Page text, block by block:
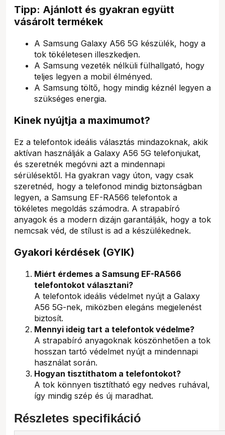
Tipp: Ajánlott és gyakran együtt
vásárolt termékek
A Samsung Galaxy A56 5G készülék, hogy a
tok tökéletesen illeszkedjen.
A Samsung vezeték nélküli fülhallgató, hogy
teljes legyen a mobil élményed.
A Samsung töltő, hogy mindig kéznél legyen a
szükséges energia.
Kinek nyújtja a maximumot?
Ez a telefontok ideális választás mindazoknak, akik
aktívan használják a Galaxy A56 5G telefonjukat,
és szeretnék megóvni azt a mindennapi
sérülésektől. Ha gyakran vagy úton, vagy csak
szeretnéd, hogy a telefonod mindig biztonságban
legyen, a Samsung EF-RA566 telefontok a
tökéletes megoldás számodra. A strapabíró
anyagok és a modern dizájn garantálják, hogy a tok
nemcsak véd, de stílust is ad a készülékednek.
Gyakori kérdések (GYIK)
Miért érdemes a Samsung EF-RA566
telefontokot választani?
A telefontok ideális védelmet nyújt a Galaxy
A56 5G-nek, miközben elegáns megjelenést
biztosít.
Mennyi ideig tart a telefontok védelme?
A strapabíró anyagoknak köszönhetően a tok
hosszan tartó védelmet nyújt a mindennapi
használat során.
Hogyan tisztíthatom a telefontokot?
A tok könnyen tisztítható egy nedves ruhával,
így mindig szép és új maradhat.
Részletes specifikáció